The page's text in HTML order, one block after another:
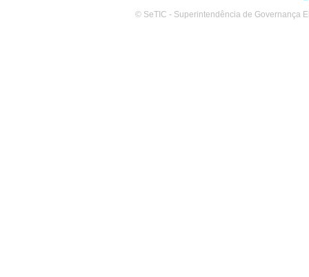
© SeTIC - Superintendência de Governança